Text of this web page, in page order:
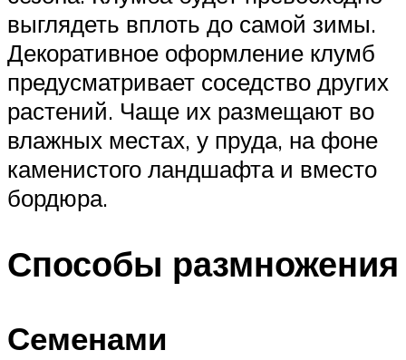
выглядеть вплоть до самой зимы.
Декоративное оформление клумб
предусматривает соседство других
растений. Чаще их размещают во
влажных местах, у пруда, на фоне
каменистого ландшафта и вместо
бордюра.
Способы размножения
Семенами